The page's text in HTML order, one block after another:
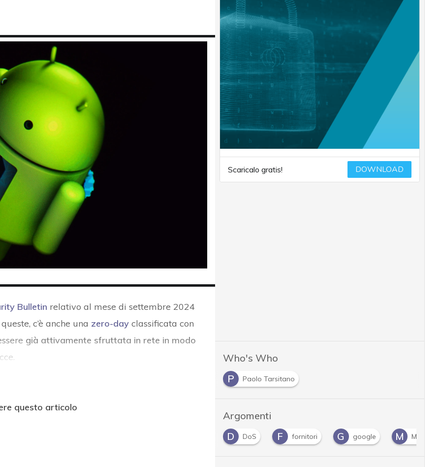
Bulletin relativo al mese di settembre 2024
c’è anche una zero-dayclassificata con
già attivamente sfruttata in rete in modo
questo articolo
Scaricalo gratis! DOWNLOAD
Who's Who
P
Paolo Tarsitano
Argomenti
D DoS F fornitori G google M MDM